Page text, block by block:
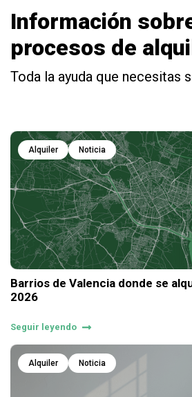
Información
procesos de
Toda la ayuda que necesitas
Alquiler Noticia
Barrios de Valencia donde se
2026
Seguir leyendo
Alquiler Noticia